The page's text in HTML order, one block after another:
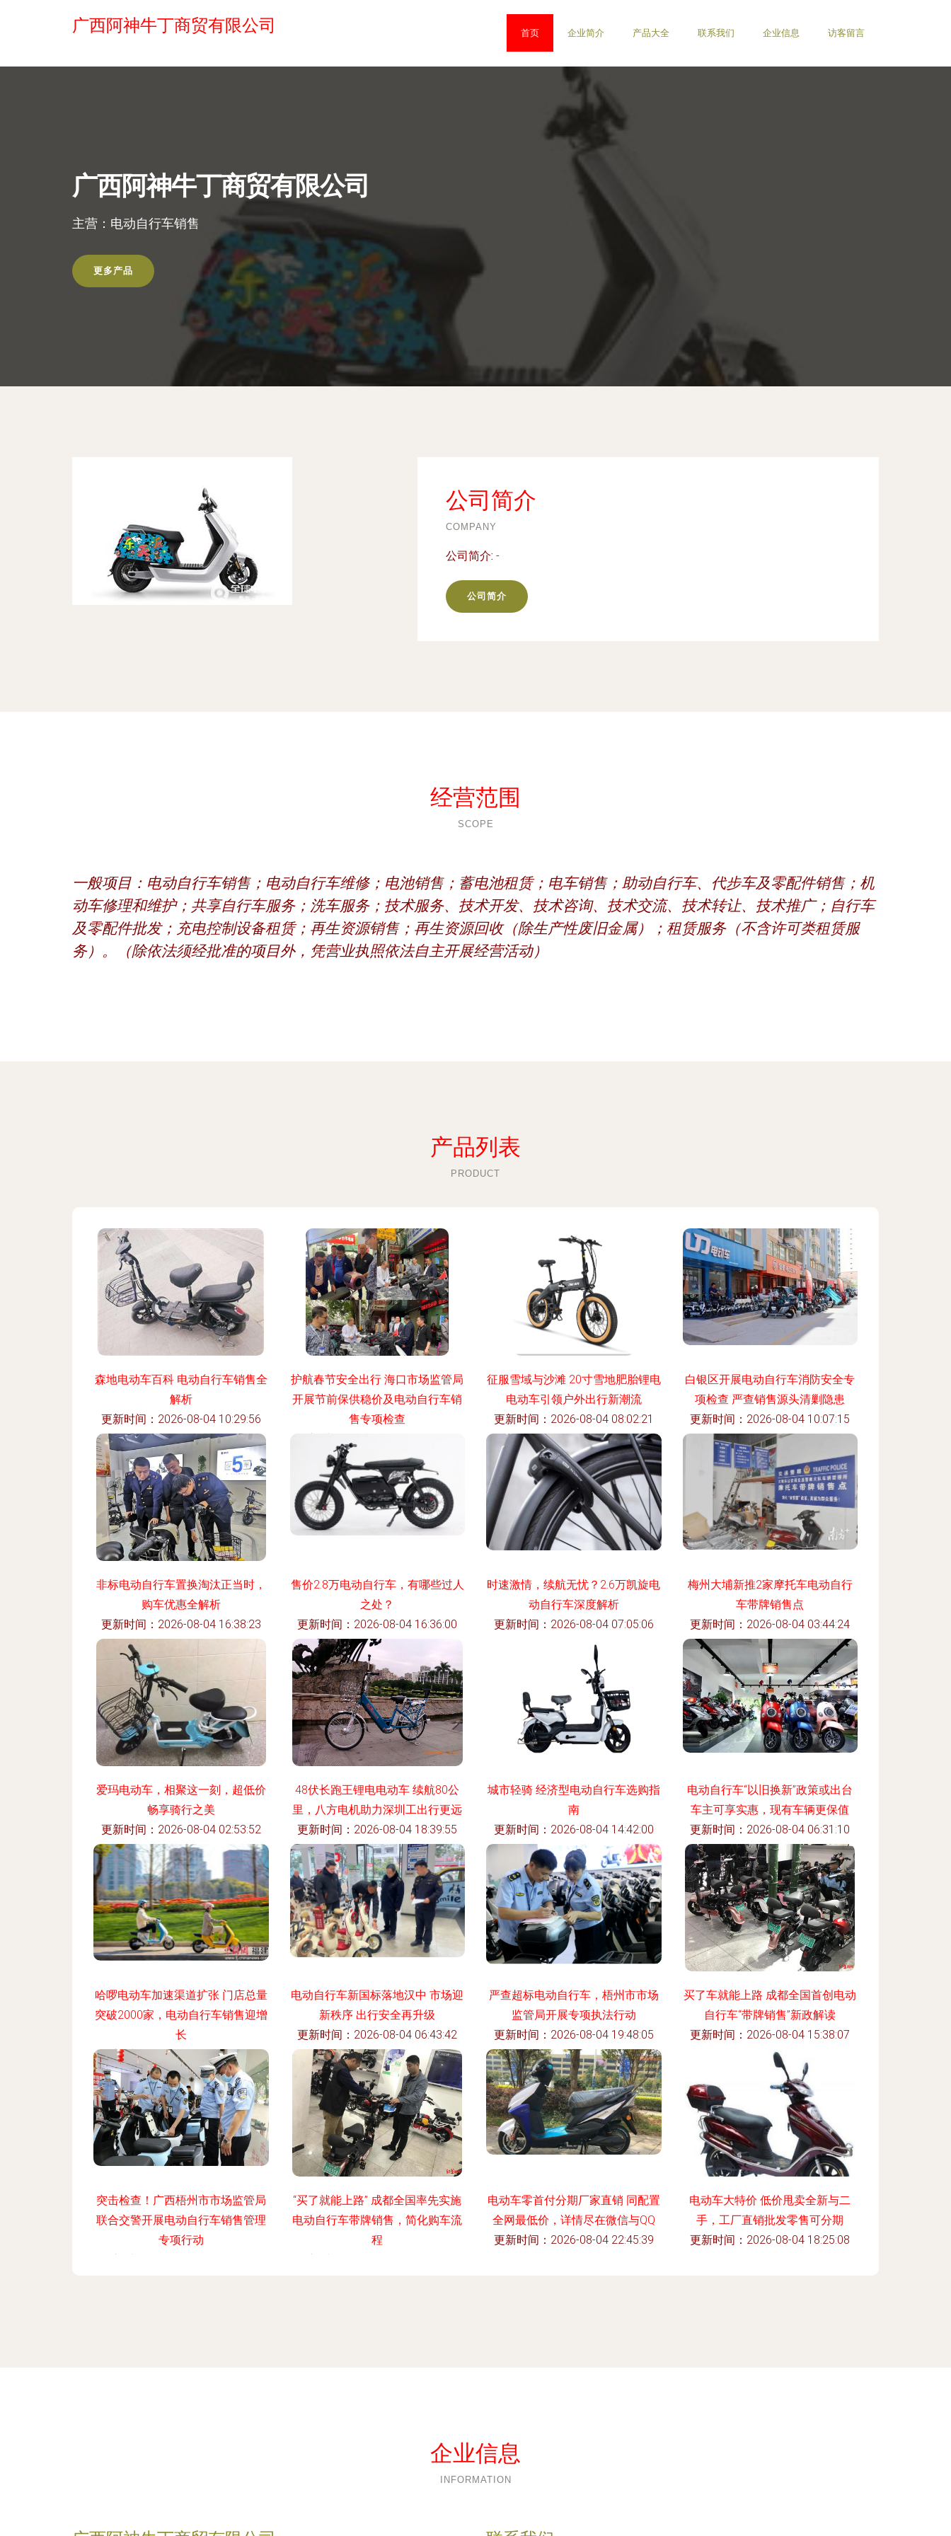
广西阿神牛丁商贸有限公司 首页 企业简介 产品大全 联系我们 企业信息 访客留言
广西阿神牛丁商贸有限公司
主营：电动自行车销售
更多产品
公司简介
COMPANY
公司简介: -
公司简介
经营范围
SCOPE
一般项目：电动自行车销售；电动自行车维修；电池销售；蓄电池租赁；电车销售；助动自行车、代步车及零配件销售；机
动车修理和维护；共享自行车服务；洗车服务；技术服务、技术开发、技术咨询、技术交流、技术转让、技术推广；自行车
及零配件批发；充电控制设备租赁；再生资源销售；再生资源回收（除生产性废旧金属）；租赁服务（不含许可类租赁服
务）。（除依法须经批准的项目外，凭营业执照依法自主开展经营活动）
产品列表
PRODUCT
森地电动车百科 电动自行车销售全
解析
更新时间：2026-08-04 10:29:56
护航春节安全出行 海口市场监管局
开展节前保供稳价及电动自行车销
售专项检查
征服雪域与沙滩 20寸雪地肥胎锂电
电动车引领户外出行新潮流
更新时间：2026-08-04 08:02:21
白银区开展电动自行车消防安全专
项检查 严查销售源头清剿隐患
更新时间：2026-08-04 10:07:15
非标电动自行车置换淘汰正当时，
购车优惠全解析
更新时间：2026-08-04 16:38:23
售价2.8万电动自行车，有哪些过人
之处？
更新时间：2026-08-04 16:36:00
时速激情，续航无忧？2.6万凯旋电
动自行车深度解析
更新时间：2026-08-04 07:05:06
梅州大埔新推2家摩托车电动自行
车带牌销售点
更新时间：2026-08-04 03:44:24
爱玛电动车，相聚这一刻，超低价
畅享骑行之美
更新时间：2026-08-04 02:53:52
48伏长跑王锂电电动车 续航80公
里，八方电机助力深圳工出行更远
更新时间：2026-08-04 18:39:55
城市轻骑 经济型电动自行车选购指
南
更新时间：2026-08-04 14:42:00
电动自行车“以旧换新”政策或出台
车主可享实惠，现有车辆更保值
更新时间：2026-08-04 06:31:10
哈啰电动车加速渠道扩张 门店总量
突破2000家，电动自行车销售迎增
长
更新时间：2026-08-04 01:37:19
电动自行车新国标落地汉中 市场迎
新秩序 出行安全再升级
更新时间：2026-08-04 06:43:42
严查超标电动自行车，梧州市市场
监管局开展专项执法行动
更新时间：2026-08-04 19:48:05
买了车就能上路 成都全国首创电动
自行车“带牌销售”新政解读
更新时间：2026-08-04 15:38:07
突击检查！广西梧州市市场监管局
联合交警开展电动自行车销售管理
专项行动
“买了就能上路” 成都全国率先实施
电动自行车带牌销售，简化购车流
程
电动车零首付分期厂家直销 同配置
全网最低价，详情尽在微信与QQ
更新时间：2026-08-04 22:45:39
电动车大特价 低价甩卖全新与二
手，工厂直销批发零售可分期
更新时间：2026-08-04 18:25:08
企业信息
INFORMATION